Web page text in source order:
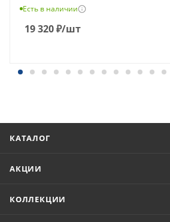
Есть в наличии
19 320₽/шт
КАТАЛОГ
АКЦИИ
КОЛЛЕКЦИИ